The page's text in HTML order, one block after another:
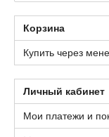
Корзина
Купить через
Личный кабинет
Мои платежи и